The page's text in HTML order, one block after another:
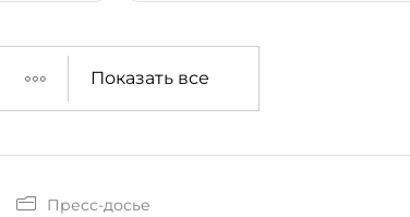
Показать все
Пресс-досье